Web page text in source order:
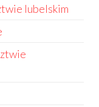
lubelskim